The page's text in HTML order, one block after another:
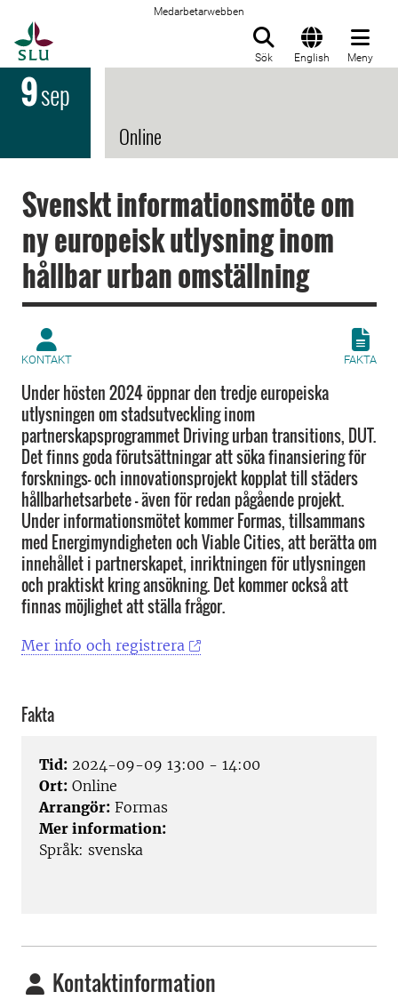
Medarbetarwebben
Sök English Meny
9sep
Online
Svenskt informationsmöte om
ny europeisk utlysning inom
hållbar urban omställning
KONTAKT FAKTA
Under hösten 2024 öppnar den tredje europeiska
utlysningen om stadsutveckling inom
partnerskapsprogrammet Driving urban transitions, DUT.
Det finns goda förutsättningar att söka finansiering för
forsknings- och innovationsprojekt kopplat till städers
hållbarhetsarbete – även för redan pågående projekt.
Under informationsmötet kommer Formas, tillsammans
med Energimyndigheten och Viable Cities, att berätta om
innehållet i partnerskapet, inriktningen för utlysningen
och praktiskt kring ansökning. Det kommer också att
finnas möjlighet att ställa frågor.
Mer info och registrera
Fakta
Tid: 2024-09-09 13:00 - 14:00
Ort: Online
Arrangör: Formas
Mer information:
Språk: svenska
Kontaktinformation